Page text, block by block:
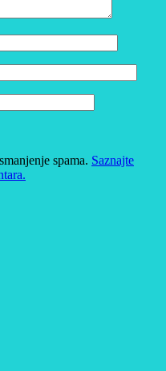
spama. Saznajte